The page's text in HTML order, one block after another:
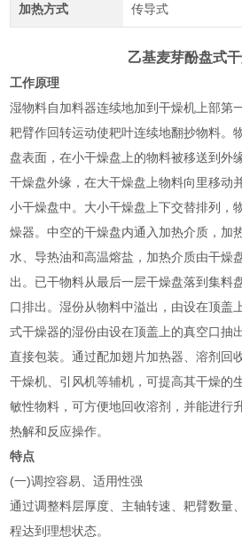
加热方式 传导式
乙基麦芽酚盘式
工作原理
湿物料自加料器连续地加到干燥机上部第
耙臂作回转运动使耙叶连续地翻抄物料。
盘表面，在小干燥盘上的物料被移送到外
干燥盘外缘，在大干燥盘上物料向里移动
小干燥盘中。大小干燥盘上下交替排列，
燥器。中空的干燥盘内通入加热介质，加
水、导热油和高温熔盐，加热介质由干燥
出。已干物料从最后一层干燥盘落到集料
口排出。湿份从物料中溢出，由设在顶盖
式干燥器的湿份由设在顶盖上的真空口抽
直接包装。通过配加翅片加热器、溶剂回
干燥机、引风机等辅机，可提高其干燥的
敏性物料，可方便地回收溶剂，并能进行
热解和反应操作。
特点
(一)调控容易、适用性强
通过调整料层厚度、主轴转速、耙臂数量
程达到理想状态。